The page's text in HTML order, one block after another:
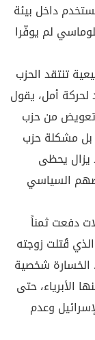
يُستخدم داخل بيئة
لم يوفّرا
تنتقد الحزب
لحركة أمل، يقول
تعويض من حزب
بل مشكلة حزب
يزال يحظى
السياسي
دفعت ثمناً
قُتلت زوجته
الخسارة شخصية
الأبرياء، حتى
وعدم